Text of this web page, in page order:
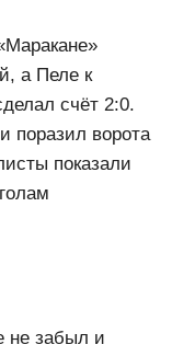
а Пеле к
счёт 2:0.
поразил ворота
показали
не забыл и